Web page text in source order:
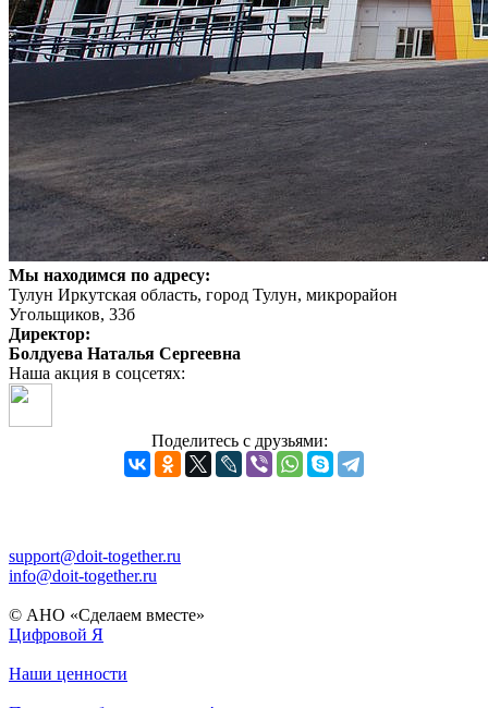
Мы находимся по адресу:
Тулун Иркутская область, город Тулун, микрорайон
Угольщиков, 33б
Директор:
Болдуева Наталья Сергеевна
Наша акция в соцсетях:
Поделитесь с друзьями:
support@doit-together.ru
info@doit-together.ru
© АНО «Сделаем вместе»
Цифровой Я
Наши ценности